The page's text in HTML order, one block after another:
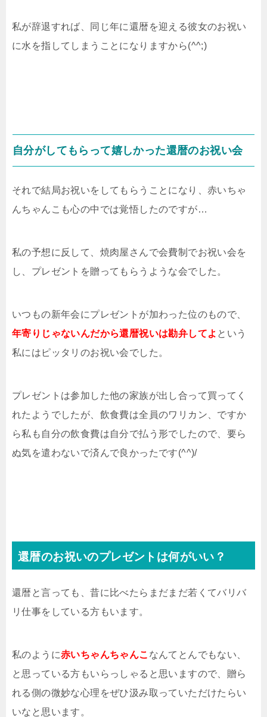
私が辞退すれば、同じ年に還暦を迎える彼女のお祝い
に水を指してしまうことになりますから(^^;)
自分がしてもらって嬉しかった還暦のお祝い会
それで結局お祝いをしてもらうことになり、赤いちゃ
んちゃんこも心の中では覚悟したのですが…
私の予想に反して、焼肉屋さんで会費制でお祝い会を
し、プレゼントを贈ってもらうような会でした。
いつもの新年会にプレゼントが加わった位のもので、
年寄りじゃないんだから還暦祝いは勘弁してよ という
私にはピッタリのお祝い会でした。
プレゼントは参加した他の家族が出し合って買ってく
れたようでしたが、飲食費は全員のワリカン、ですか
ら私も自分の飲食費は自分で払う形でしたので、要ら
ぬ気を遣わないで済んで良かったです(^^)/
還暦のお祝いのプレゼントは何がいい？
還暦と言っても、昔に比べたらまだまだ若くてバリバ
リ仕事をしている方もいます。
私のように赤いちゃんちゃんこ なんてとんでもない、
と思っている方もいらっしゃると思いますので、贈ら
れる側の微妙な心理をぜひ汲み取っていただけたらい
いなと思います。